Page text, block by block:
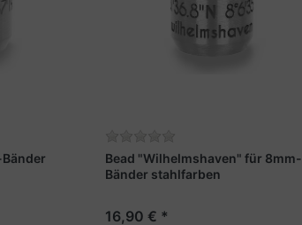
Bead "Wilhelmshaven" für 8mm-
Bänder stahlfarben
16,90 € *